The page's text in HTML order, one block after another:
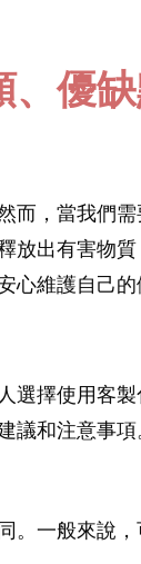
優
，當我們
出有害物
心維護自己的
擇使用客
議和注意事項
一般來說